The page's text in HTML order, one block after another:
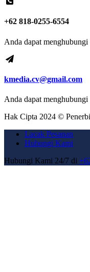
+62 818-0255-6554
Anda dapat
kmedia.cv@gmail.com
Anda dapat menghubungi
Hak Cipta 2024 ©
Lacak Pesanan
Hubungi Kami
Hubungi Kami 24/7 di